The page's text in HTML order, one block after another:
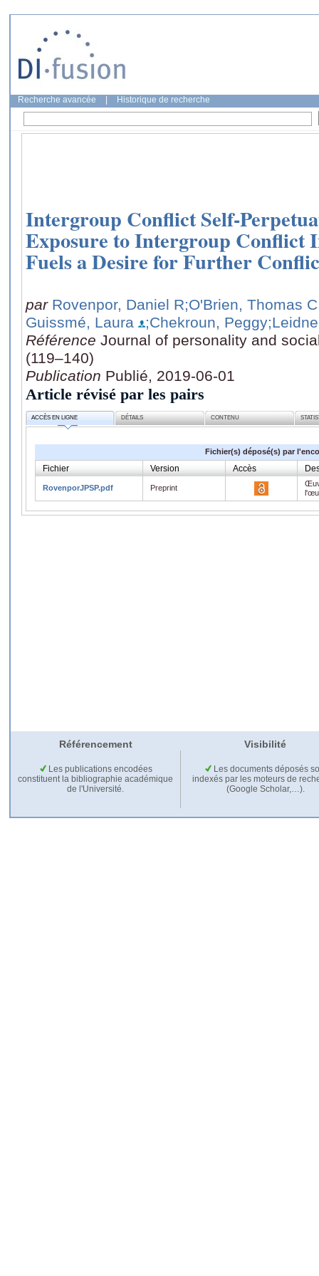
Recherche avancée Historique de recherche
Intergroup Conflict Self-
Exposure to Intergroup Conflict
Fuels a Desire for Further
par Rovenpor, Daniel R;O'Brien, Thomas C
Guissmé, Laura
;Chekroun, Peggy
Référence Journal of personality and
(119–140)
Publication Publié, 2019-06-01
Article révisé par les pairs
ACCÈS EN LIGNE DÉTAILS CONTENU
Fichier(s) déposé(s) par
Fichier Version Accès
RovenporJPSP.pdf Preprint
Référencement Visibilité
Les publications encodées
constituent la bibliographie académique
de l'Université.
Les documents déposés
indexés par les moteurs de
(Google Scholar,…).